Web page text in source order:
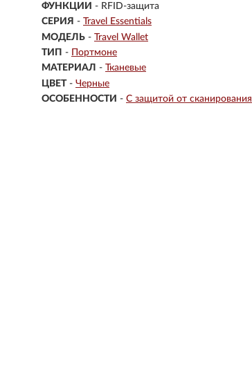
ФУНКЦИИ - RFID-защита
СЕРИЯ - Travel Essentials
МОДЕЛЬ - Travel Wallet
ТИП - Портмоне
МАТЕРИАЛ - Тканевые
ЦВЕТ - Черные
ОСОБЕННОСТИ - С защитой от сканирования